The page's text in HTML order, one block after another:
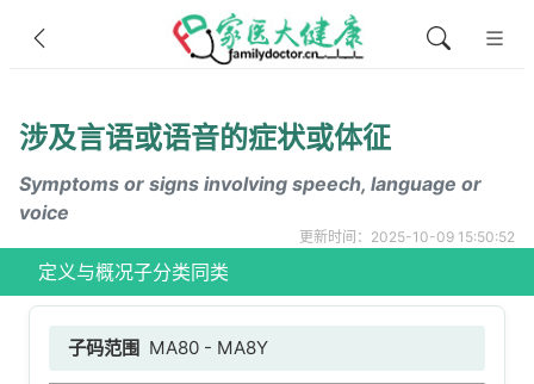
涉及言语或语音的症状或体征
Symptoms or signs involving speech, language or
voice
更新时间：2025-10-09 15:50:52
定义与概况子分类同类
子码范围 MA80 - MA8Y